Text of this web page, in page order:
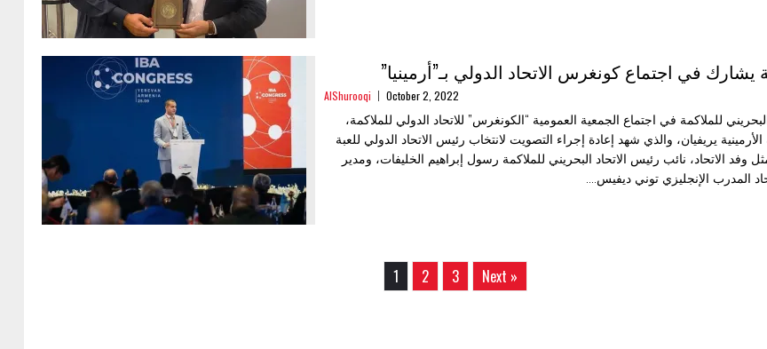
يشارك في اجتماع كونغرس الاتحاد الدولي بـ”أرمينيا”
AlShurooqi October 2, 2022
للملاكمة في اجتماع الجمعية العمومية “الكونغرس” للاتحاد الدولي للملاكمة،
يريفيان، والذي شهد إعادة إجراء التصويت لانتخاب رئيس الاتحاد الدولي للعبة
وفد الاتحاد، نائب رئيس الاتحاد البحريني للملاكمة رسول إبراهيم الخليفات، ومدير
المدرب الإنجليزي توني ديفيس....
1 2 3 Next »